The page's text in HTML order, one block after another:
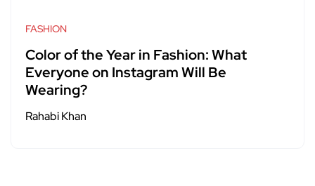
FASHION
Color of the Year in Fashion: What
Everyone on Instagram Will Be
Wearing?
Rahabi Khan